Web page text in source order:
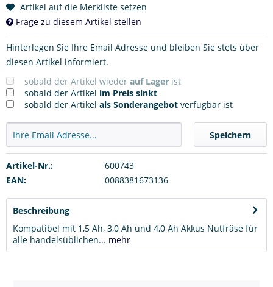
Artikel auf die Merkliste setzen
Frage zu diesem Artikel stellen
Hinterlegen Sie Ihre Email Adresse und bleiben Sie stets über
diesen Artikel informiert.
sobald der Artikel wieder auf Lager ist
sobald der Artikel im Preis sinkt
sobald der Artikel als Sonderangebot verfügbar ist
Speichern
Artikel-Nr.:
600743
EAN:
0088381673136
Beschreibung
Kompatibel mit 1,5 Ah, 3,0 Ah und 4,0 Ah Akkus Nutfräse für
alle handelsüblichen... mehr